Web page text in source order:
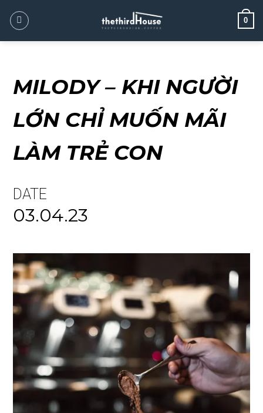
0
MILODY – KHI NGƯỜI
LỚN CHỈ MUỐN MÃI
LÀM TRẺ CON
DATE
03.04.23